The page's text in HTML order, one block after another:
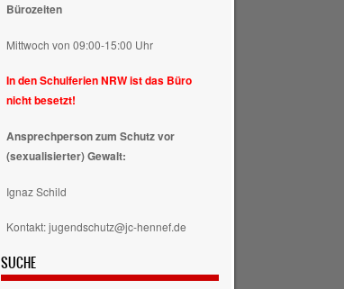
Bürozeiten
Mittwoch von 09:00-15:00 Uhr
In den Schulferien NRW ist das Büro
nicht besetzt!
Ansprechperson zum Schutz vor
(sexualisierter) Gewalt:
Ignaz Schild
Kontakt: jugendschutz@jc-hennef.de
SUCHE